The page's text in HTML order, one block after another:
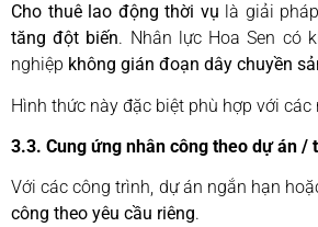
Cho thuê lao động thời vụ là giải
tăng đột biến. Nhân lực Hoa Sen có
nghiệp không gián đoạn dây chuyền
Hình thức này đặc biệt phù hợp với các
3.3. Cung ứng nhân công theo dự án /
Với các công trình, dự án ngắn hạn
công theo yêu cầu riêng.